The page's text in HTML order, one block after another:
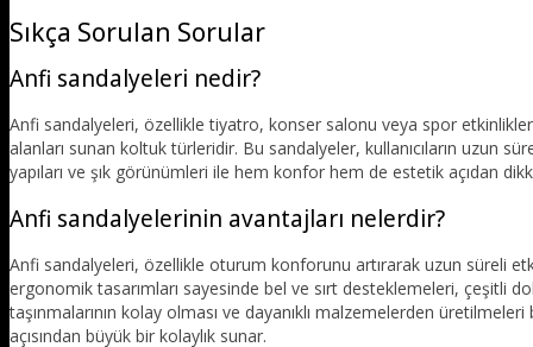
Sıkça Sorulan Sorular
Anfi sandalyeleri nedir?
Anfi sandalyeleri, özellikle tiyatro, konser salonu veya spor
alanları sunan koltuk türleridir. Bu sandalyeler, kullanıcıların uzun
yapıları ve şık görünümleri ile hem konfor hem de estetik açıdan
Anfi sandalyelerinin avantajları nelerdir?
Anfi sandalyeleri, özellikle oturum konforunu artırarak uzun süreli
ergonomik tasarımları sayesinde bel ve sırt desteklemeleri, çeşitli
taşınmalarının kolay olması ve dayanıklı malzemelerden
açısından büyük bir kolaylık sunar.